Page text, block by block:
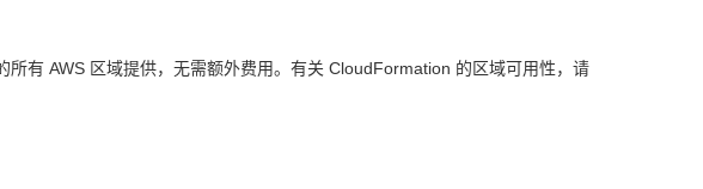
有 AWS 区域提供，无需额外费用。有关 CloudFormation 的区域可用性，请